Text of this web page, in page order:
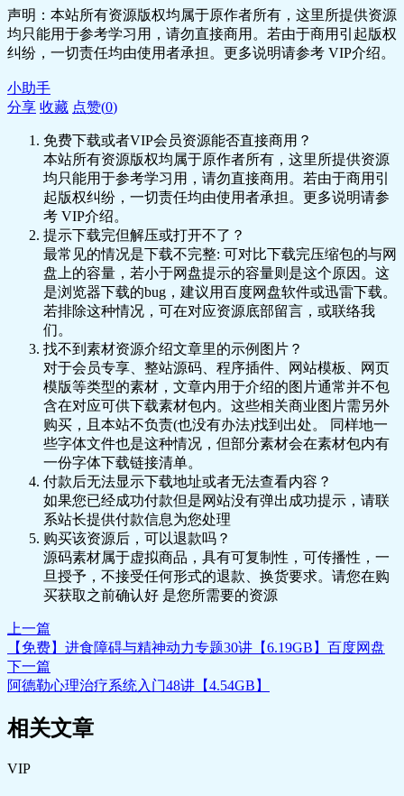
问题的高度结构化流程，
并提到将问题概念化是进
行干预的关键步骤。
🎥 001.咨询案例分析课程介
🎥 002.01 夫妻冷战咨询案
例.mp4
📄 案例02课前作业.pdf
📄 案例02课前作业.pdf
人口学资料
15岁,男,初三学生
主诉
考试时总是焦虑!
无法专心做题,老是关注别
怕麻烦的计算很紧张
而且总怕时间不够
经常紧张得手足无措,呼吸
紧促,心跳很快!怎么办!
我想从容答题,取的我满意
的成绩
下,全班有48人。最近考试
排名30名。家长希望孩子
能够进入
班级前10名,这样就能考入
重点中学,
+在学习科目中,语文英语
等文科性质科目成绩还好,
是数学代数部分比较吃
+在班上有两三个好朋友,
声明：本站所有资源版权均属于原作者所有，这里所提供资源
均只能用于参考学习用，请勿直接商用。若由于商用引起版权
纠纷，一切责任均由使用者承担。更多说明请参考 VIP介绍。
小助手
分享 收藏 点赞(0)
免费下载或者VIP会员资源能否直接商用？
本站所有资源版权均属于原作者所有，这里所提供资源
均只能用于参考学习用，请勿直接商用。若由于商用引
起版权纠纷，一切责任均由使用者承担。更多说明请参
考 VIP介绍。
提示下载完但解压或打开不了？
最常见的情况是下载不完整: 可对比下载完压缩包的与网
盘上的容量，若小于网盘提示的容量则是这个原因。这
是浏览器下载的bug，建议用百度网盘软件或迅雷下载。
若排除这种情况，可在对应资源底部留言，或联络我
们。
找不到素材资源介绍文章里的示例图片？
对于会员专享、整站源码、程序插件、网站模板、网页
模版等类型的素材，文章内用于介绍的图片通常并不包
含在对应可供下载素材包内。这些相关商业图片需另外
购买，且本站不负责(也没有办法)找到出处。 同样地一
些字体文件也是这种情况，但部分素材会在素材包内有
一份字体下载链接清单。
付款后无法显示下载地址或者无法查看内容？
如果您已经成功付款但是网站没有弹出成功提示，请联
系站长提供付款信息为您处理
购买该资源后，可以退款吗？
源码素材属于虚拟商品，具有可复制性，可传播性，一
旦授予，不接受任何形式的退款、换货要求。请您在购
买获取之前确认好 是您所需要的资源
上一篇
【免费】进食障碍与精神动力专题30讲【6.19GB】百度网盘
下一篇
阿德勒心理治疗系统入门48讲【4.54GB】
相关文章
VIP